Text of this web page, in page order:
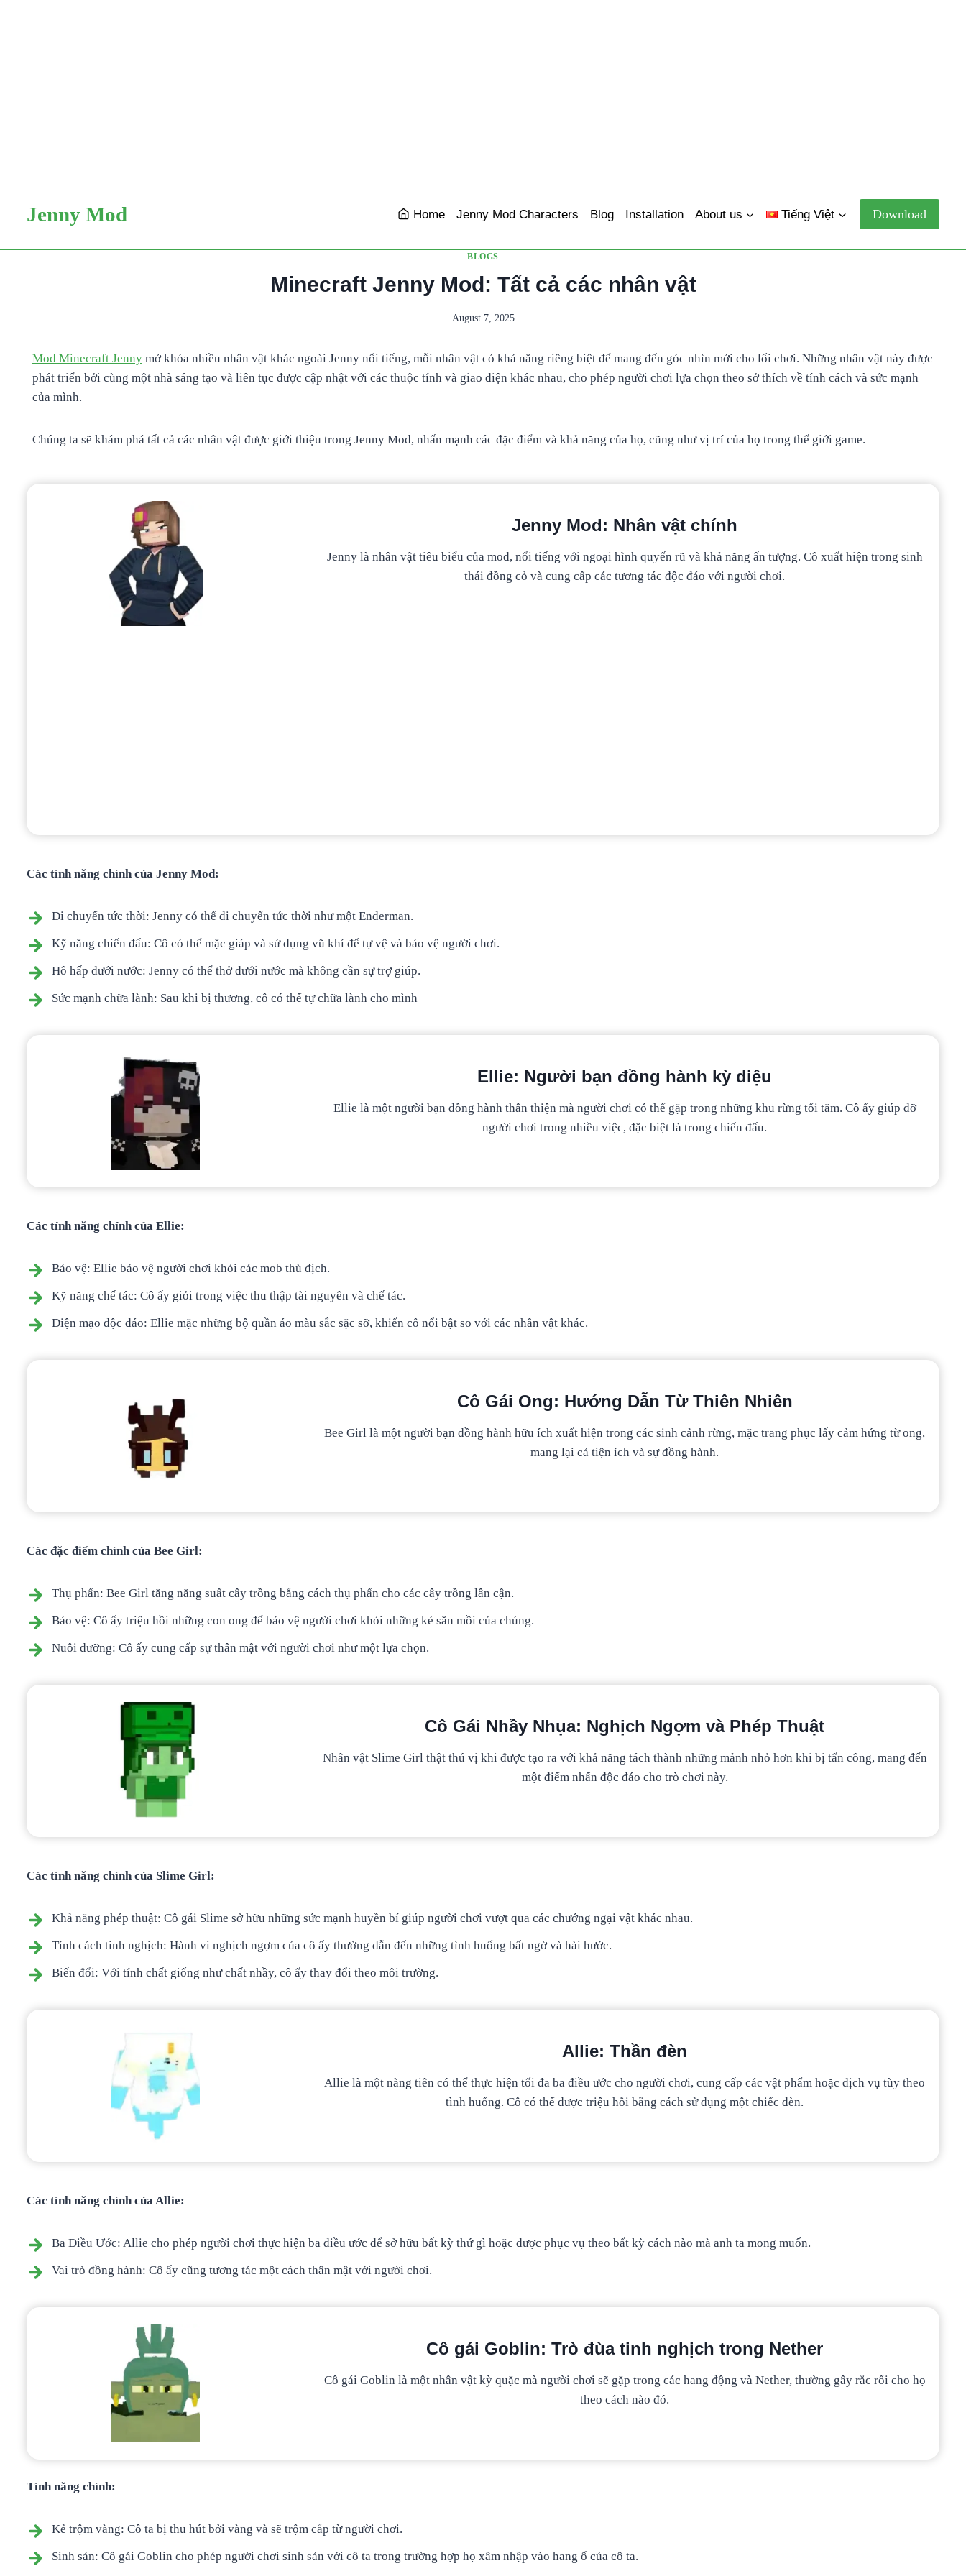
Jenny Mod Home Jenny Mod Characters Blog Installation About us Tiếng Việt Download
BLOGS
Minecraft Jenny Mod: Tất cả các nhân vật
August 7, 2025
Mod Minecraft Jenny mở khóa nhiều nhân vật khác ngoài Jenny nổi tiếng, mỗi nhân vật có khả năng riêng biệt để mang đến góc nhìn mới cho lối chơi. Những nhân vật này được
phát triển bởi cùng một nhà sáng tạo và liên tục được cập nhật với các thuộc tính và giao diện khác nhau, cho phép người chơi lựa chọn theo sở thích về tính cách và sức mạnh
của mình.
Chúng ta sẽ khám phá tất cả các nhân vật được giới thiệu trong Jenny Mod, nhấn mạnh các đặc điểm và khả năng của họ, cũng như vị trí của họ trong thế giới game.
Jenny Mod: Nhân vật chính
Jenny là nhân vật tiêu biểu của mod, nổi tiếng với ngoại hình quyến rũ và khả năng ấn tượng. Cô xuất hiện trong sinh
thái đồng cỏ và cung cấp các tương tác độc đáo với người chơi.
Các tính năng chính của Jenny Mod:
Di chuyển tức thời: Jenny có thể di chuyển tức thời như một Enderman.
Kỹ năng chiến đấu: Cô có thể mặc giáp và sử dụng vũ khí để tự vệ và bảo vệ người chơi.
Hô hấp dưới nước: Jenny có thể thở dưới nước mà không cần sự trợ giúp.
Sức mạnh chữa lành: Sau khi bị thương, cô có thể tự chữa lành cho mình
Ellie: Người bạn đồng hành kỳ diệu
Ellie là một người bạn đồng hành thân thiện mà người chơi có thể gặp trong những khu rừng tối tăm. Cô ấy giúp đỡ
người chơi trong nhiều việc, đặc biệt là trong chiến đấu.
Các tính năng chính của Ellie:
Bảo vệ: Ellie bảo vệ người chơi khỏi các mob thù địch.
Kỹ năng chế tác: Cô ấy giỏi trong việc thu thập tài nguyên và chế tác.
Diện mạo độc đáo: Ellie mặc những bộ quần áo màu sắc sặc sỡ, khiến cô nổi bật so với các nhân vật khác.
Cô Gái Ong: Hướng Dẫn Từ Thiên Nhiên
Bee Girl là một người bạn đồng hành hữu ích xuất hiện trong các sinh cảnh rừng, mặc trang phục lấy cảm hứng từ ong,
mang lại cả tiện ích và sự đồng hành.
Các đặc điểm chính của Bee Girl:
Thụ phấn: Bee Girl tăng năng suất cây trồng bằng cách thụ phấn cho các cây trồng lân cận.
Bảo vệ: Cô ấy triệu hồi những con ong để bảo vệ người chơi khỏi những kẻ săn mồi của chúng.
Nuôi dưỡng: Cô ấy cung cấp sự thân mật với người chơi như một lựa chọn.
Cô Gái Nhầy Nhụa: Nghịch Ngợm và Phép Thuật
Nhân vật Slime Girl thật thú vị khi được tạo ra với khả năng tách thành những mảnh nhỏ hơn khi bị tấn công, mang đến
một điểm nhấn độc đáo cho trò chơi này.
Các tính năng chính của Slime Girl:
Khả năng phép thuật: Cô gái Slime sở hữu những sức mạnh huyền bí giúp người chơi vượt qua các chướng ngại vật khác nhau.
Tính cách tinh nghịch: Hành vi nghịch ngợm của cô ấy thường dẫn đến những tình huống bất ngờ và hài hước.
Biến đổi: Với tính chất giống như chất nhầy, cô ấy thay đổi theo môi trường.
Allie: Thần đèn
Allie là một nàng tiên có thể thực hiện tối đa ba điều ước cho người chơi, cung cấp các vật phẩm hoặc dịch vụ tùy theo
tình huống. Cô có thể được triệu hồi bằng cách sử dụng một chiếc đèn.
Các tính năng chính của Allie:
Ba Điều Ước: Allie cho phép người chơi thực hiện ba điều ước để sở hữu bất kỳ thứ gì hoặc được phục vụ theo bất kỳ cách nào mà anh ta mong muốn.
Vai trò đồng hành: Cô ấy cũng tương tác một cách thân mật với người chơi.
Cô gái Goblin: Trò đùa tinh nghịch trong Nether
Cô gái Goblin là một nhân vật kỳ quặc mà người chơi sẽ gặp trong các hang động và Nether, thường gây rắc rối cho họ
theo cách nào đó.
Tính năng chính:
Kẻ trộm vàng: Cô ta bị thu hút bởi vàng và sẽ trộm cắp từ người chơi.
Sinh sản: Cô gái Goblin cho phép người chơi sinh sản với cô ta trong trường hợp họ xâm nhập vào hang ổ của cô ta.